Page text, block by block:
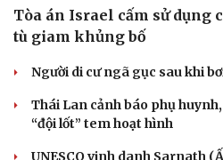
Cải chính
QUAN SÁT